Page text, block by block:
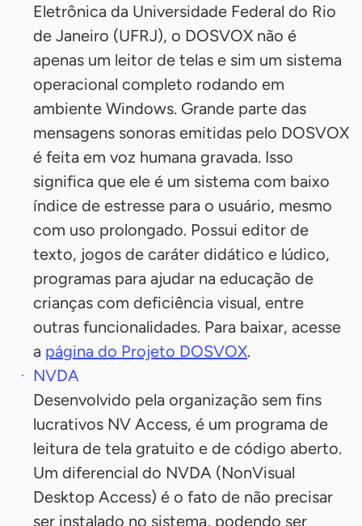
Eletrônica da Universidade Federal do Rio
de Janeiro (UFRJ), o DOSVOX não é
apenas um leitor de telas e sim um sistema
operacional completo rodando em
ambiente Windows. Grande parte das
mensagens sonoras emitidas pelo DOSVOX
é feita em voz humana gravada. Isso
significa que ele é um sistema com baixo
índice de estresse para o usuário, mesmo
com uso prolongado. Possui editor de
texto, jogos de caráter didático e lúdico,
programas para ajudar na educação de
crianças com deficiência visual, entre
outras funcionalidades. Para baixar, acesse
a página do Projeto DOSVOX.
NVDA
Desenvolvido pela organização sem fins
lucrativos NV Access, é um programa de
leitura de tela gratuito e de código aberto.
Um diferencial do NVDA (NonVisual
Desktop Access) é o fato de não precisar
ser instalado no sistema, podendo ser